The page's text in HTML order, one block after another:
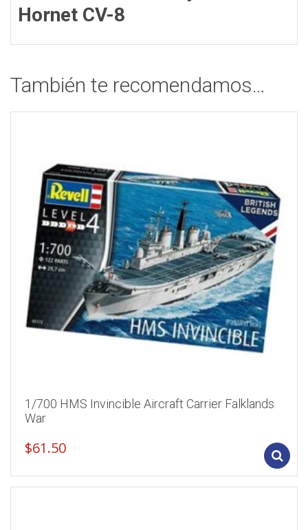
Hornet CV-8
También te recomendamos…
1/700 HMS Invincible Aircraft Carrier Falklands
War
$61.50